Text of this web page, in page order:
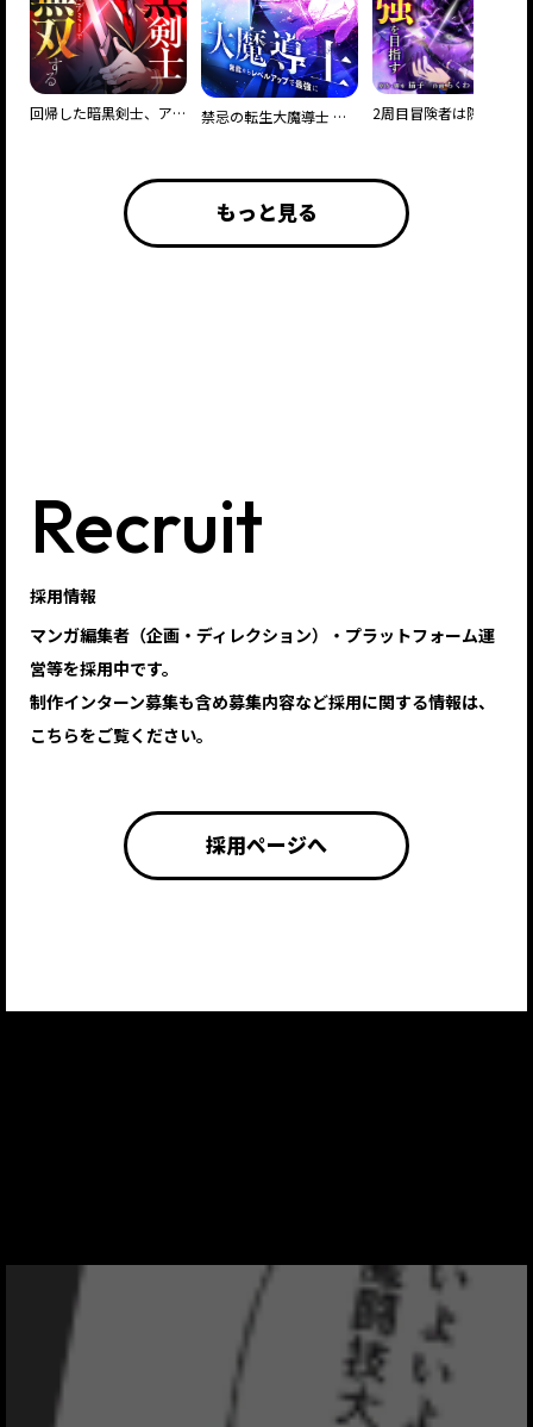
回帰した暗黒剣士、アカデミーで無双する 禁忌の転生大魔導士 ～無能からレベルアップで最強に～
もっと見る
Recruit
採用情報
マンガ編集者（企画・ディレクション）・プラットフォーム運
営等を採用中です。
制作インターン募集も含め募集内容など採用に関する情報は、
こちらをご覧ください。
採用ページへ